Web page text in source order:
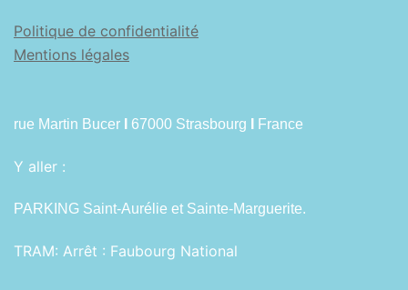
Politique de confidentialité
Mentions légales
rue Martin Bucer 67000 Strasbourg France
Y aller :
PARKING Saint-Aurélie et Sainte-Marguerite.
TRAM: Arrêt : Faubourg National